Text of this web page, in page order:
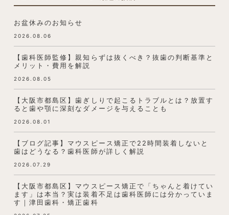
お盆休みのお知らせ
2026.08.06
【歯科医師監修】親知らずは抜くべき？抜歯の判断基準と
メリット・費用を解説
2026.08.05
【大阪市都島区】歯ぎしりで起こるトラブルとは？放置す
ると歯や顎に深刻なダメージを与えることも
2026.08.01
【ブログ記事】マウスピース矯正で22時間装着しないと
歯はどうなる？歯科医師が詳しく解説
2026.07.29
【大阪市都島区】マウスピース矯正で「ちゃんと着けてい
ます」は本当？実は装着不足は歯科医師には分かっていま
す｜津田歯科・矯正歯科